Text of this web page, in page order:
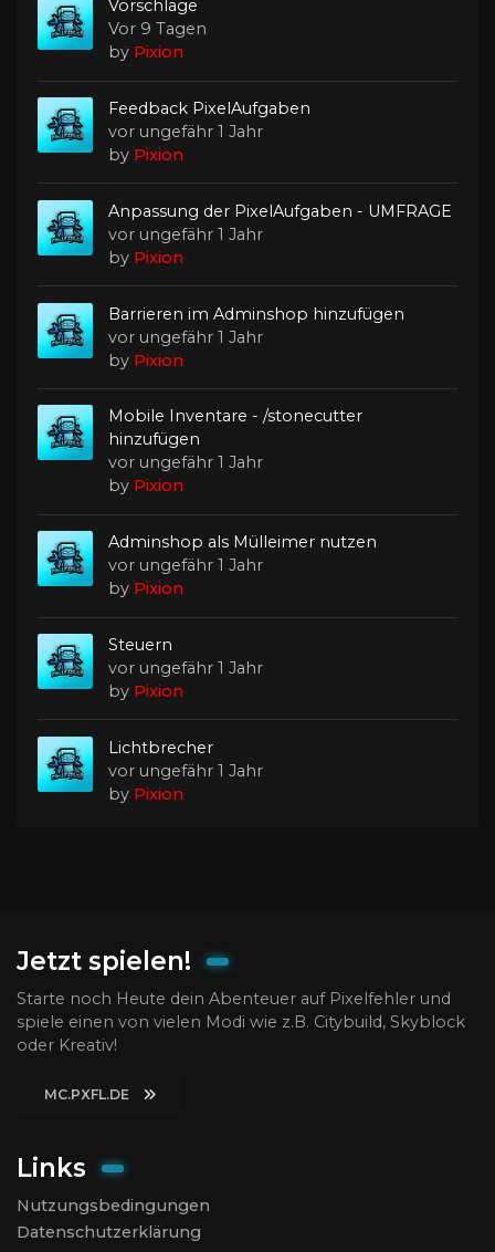
Vorschläge
Vor 9 Tagen
by Pixion
Feedback PixelAufgaben
vor ungefähr 1 Jahr
by Pixion
Anpassung der PixelAufgaben - UMFRAGE
vor ungefähr 1 Jahr
by Pixion
Barrieren im Adminshop hinzufügen
vor ungefähr 1 Jahr
by Pixion
Mobile Inventare - /stonecutter
hinzufügen
vor ungefähr 1 Jahr
by Pixion
Adminshop als Mülleimer nutzen
vor ungefähr 1 Jahr
by Pixion
Steuern
vor ungefähr 1 Jahr
by Pixion
Lichtbrecher
vor ungefähr 1 Jahr
by Pixion
Jetzt spielen!
Starte noch Heute dein Abenteuer auf Pixelfehler und
spiele einen von vielen Modi wie z.B. Citybuild, Skyblock
oder Kreativ!
MC.PXFL.DE
Links
Nutzungsbedingungen
Datenschutzerklärung